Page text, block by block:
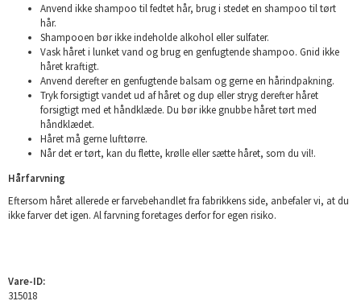
Anvend ikke shampoo til fedtet hår, brug i stedet en shampoo til tørt
hår.
Shampooen bør ikke indeholde alkohol eller sulfater.
Vask håret i lunket vand og brug en genfugtende shampoo. Gnid ikke
håret kraftigt.
Anvend derefter en genfugtende balsam og gerne en hårindpakning.
Tryk forsigtigt vandet ud af håret og dup eller stryg derefter håret
forsigtigt med et håndklæde. Du bør ikke gnubbe håret tørt med
håndklædet.
Håret må gerne lufttørre.
Når det er tørt, kan du flette, krølle eller sætte håret, som du vil!.
Hårfarvning
Eftersom håret allerede er farvebehandlet fra fabrikkens side, anbefaler vi, at du
ikke farver det igen. Al farvning foretages derfor for egen risiko.
Vare-ID:
315018